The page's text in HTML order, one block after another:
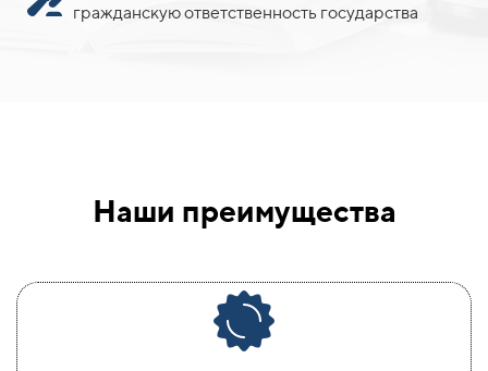
гражданскую ответственность государства
Наши преимущества